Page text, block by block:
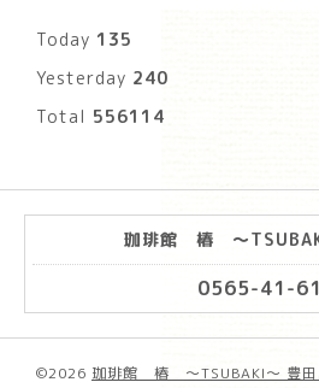
Today 135
Yesterday 240
Total 556114
珈琲館 椿 ～
0565-41-
©2026 珈琲館 椿 ～TSUBAKI～ 豊田